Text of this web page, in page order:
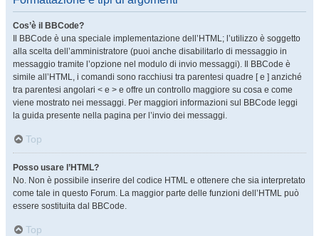
Cos’è il BBCode?
Il BBCode è una speciale implementazione dell’HTML; l’utilizzo è soggetto
alla scelta dell’amministratore (puoi anche disabilitarlo di messaggio in
messaggio tramite l’opzione nel modulo di invio messaggi). Il BBCode è
simile all’HTML, i comandi sono racchiusi tra parentesi quadre [ e ] anziché
tra parentesi angolari < e > e offre un controllo maggiore su cosa e come
viene mostrato nei messaggi. Per maggiori informazioni sul BBCode leggi
la guida presente nella pagina per l’invio dei messaggi.
Top
Posso usare l’HTML?
No. Non è possibile inserire del codice HTML e ottenere che sia interpretato
come tale in questo Forum. La maggior parte delle funzioni dell’HTML può
essere sostituita dal BBCode.
Top